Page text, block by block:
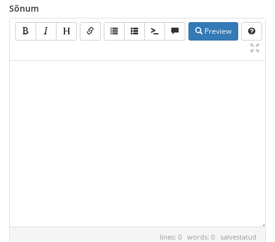
Sõnum
Preview
lines: 0 words: 0 salvestatud